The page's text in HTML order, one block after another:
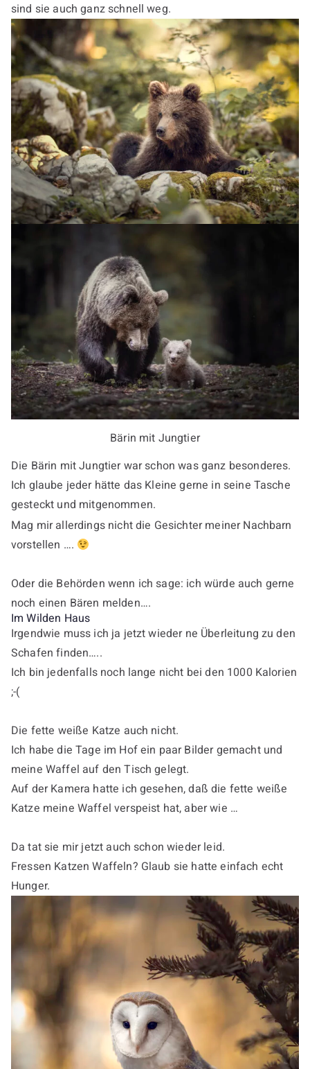
sind sie auch ganz schnell weg.
Bärin mit Jungtier
Die Bärin mit Jungtier war schon was ganz besonderes.
Ich glaube jeder hätte das Kleine gerne in seine Tasche
gesteckt und mitgenommen.
Mag mir allerdings nicht die Gesichter meiner Nachbarn
vorstellen ….
Oder die Behörden wenn ich sage: ich würde auch gerne
noch einen Bären melden….
Im Wilden Haus
Irgendwie muss ich ja jetzt wieder ne Überleitung zu den
Schafen finden…..
Ich bin jedenfalls noch lange nicht bei den 1000 Kalorien
;-(
Die fette weiße Katze auch nicht.
Ich habe die Tage im Hof ein paar Bilder gemacht und
meine Waffel auf den Tisch gelegt.
Auf der Kamera hatte ich gesehen, daß die fette weiße
Katze meine Waffel verspeist hat, aber wie …
Da tat sie mir jetzt auch schon wieder leid.
Fressen Katzen Waffeln? Glaub sie hatte einfach echt
Hunger.